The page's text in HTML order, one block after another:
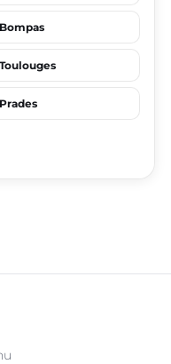
Bompas
Toulouges
Prades